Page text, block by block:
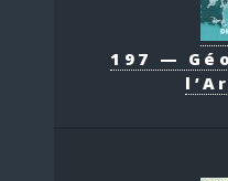
197 —